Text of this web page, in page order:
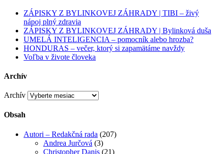
ZÁPISKY Z BYLINKOVEJ ZÁHRADY | TIBI – živý
nápoj plný zdravia
ZÁPISKY Z BYLINKOVEJ ZÁHRADY | Bylinková duša
UMELÁ INTELIGENCIA – pomocník alebo hrozba?
HONDURAS – večer, ktorý si zapamätáme navždy
Voľba v živote človeka
Archív
Archív
Obsah
Autori – Redakčná rada (207)
Andrea Jurčová (3)
Christopher Danis (21)